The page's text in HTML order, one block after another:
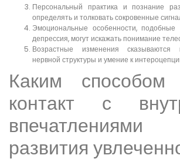
Персональный практика и познание
определять и толковать сокровенные
Эмоциональные особенности, подобные
депрессия, могут искажать понимание
Возрастные изменения сказываются
нервной структуры и умение к
Каким способом
контакт с
развития